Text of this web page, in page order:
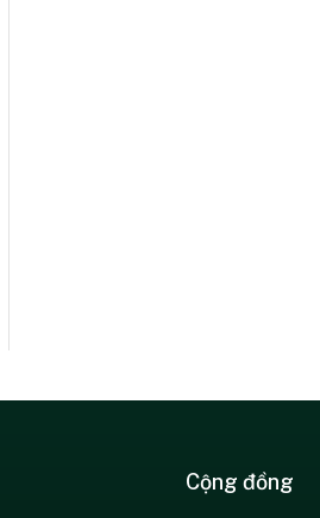
Cộng đồng